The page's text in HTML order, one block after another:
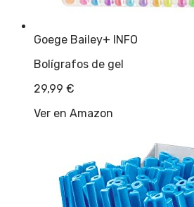
Goege Bailey+ INFO
Bolígrafos de gel
29,99 €
Ver en Amazon